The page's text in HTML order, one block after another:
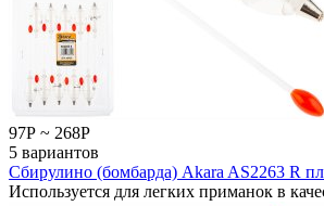
97Р ~ 268Р
5 вариантов
Сбирулино (бомбарда) Akara AS2263 R
Используется для легких приманок в